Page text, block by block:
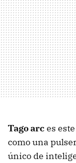
Tago arc es
como una
único de